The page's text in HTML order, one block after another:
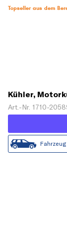
Topseller aus dem
Kühler,
Version
Art.-Nr. 1710-